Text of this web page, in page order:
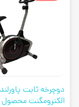
دوچرخه ثابت پاورلند
الکترومگنت